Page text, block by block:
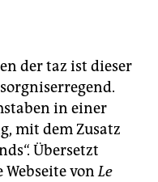
der taz ist dieser
in einer
mit dem Zusatz
Übersetzt
Webseite vonLe